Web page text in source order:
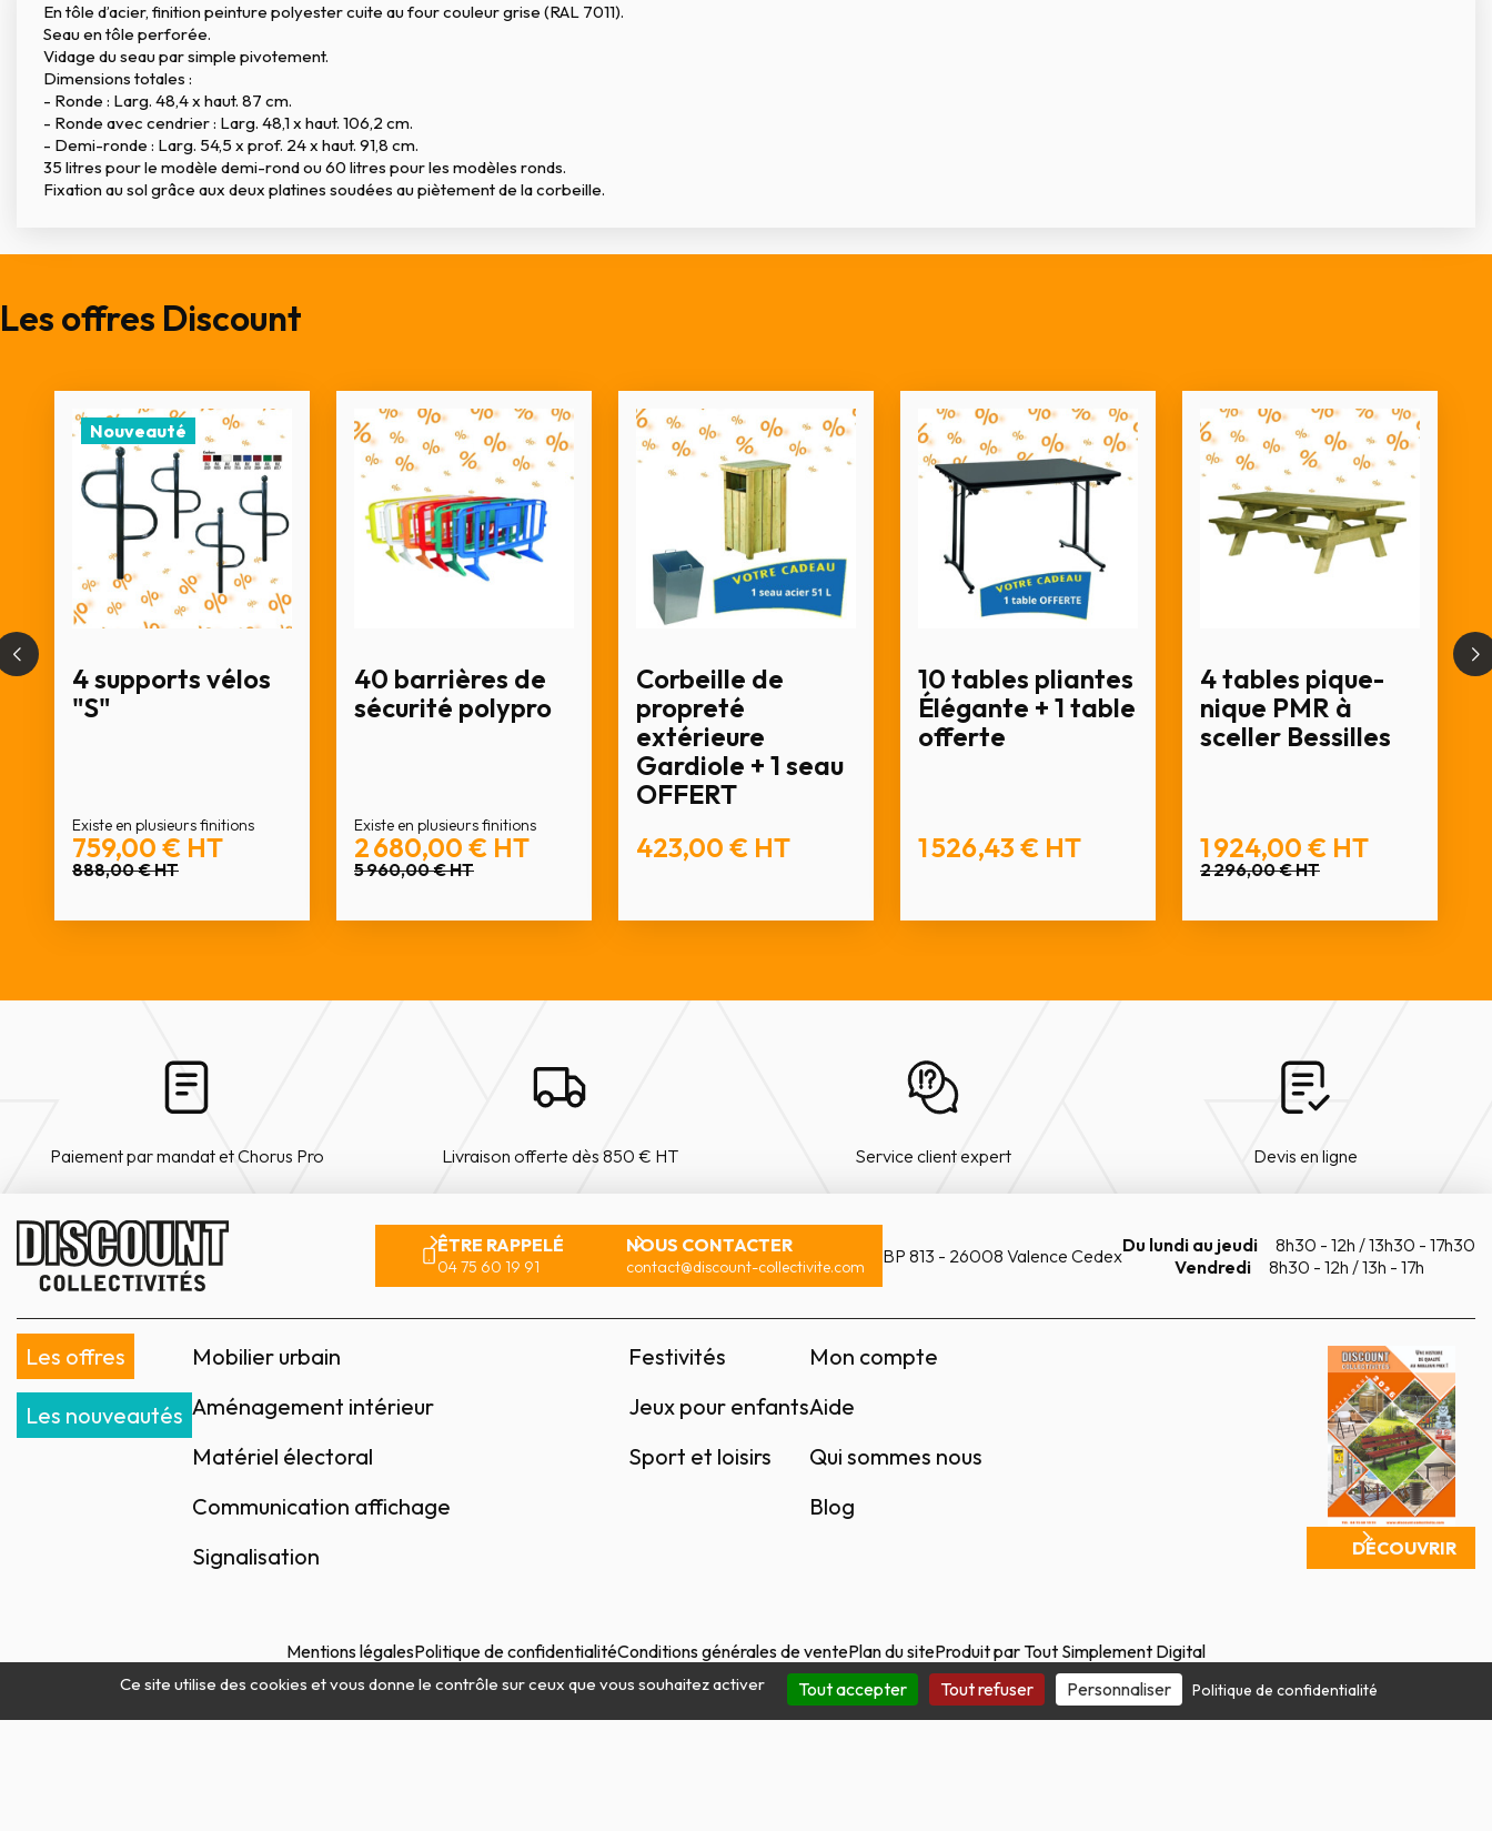
En tôle d’acier, finition peinture polyester cuite au four couleur grise (RAL 7011).
Seau en tôle perforée.
Vidage du seau par simple pivotement.
Dimensions totales :
- Ronde : Larg. 48,4 x haut. 87 cm.
- Ronde avec cendrier : Larg. 48,1 x haut. 106,2 cm.
- Demi-ronde : Larg. 54,5 x prof. 24 x haut. 91,8 cm.
35 litres pour le modèle demi-rond ou 60 litres pour les modèles ronds.
Fixation au sol grâce aux deux platines soudées au piètement de la corbeille.
Les offres Discount
4 supports vélos
"S"
Existe en plusieurs finitions
759,00 € HT
888,00 €HT
Nouveauté
40 barrières de
sécurité polypro
Existe en plusieurs finitions
2 680,00 € HT
5 960,00 €HT
Corbeille de
propreté
extérieure
Gardiole + 1 seau
OFFERT
423,00 € HT
10 tables pliantes
Élégante + 1 table
offerte
1 526,43 € HT
4 tables pique-
nique PMR à
sceller Bessilles
1 924,00 € HT
2 296,00 €HT
Paiement par mandat et Chorus Pro Livraison offerte dès 850 € HT Service client expert Devis en ligne
ÊTRE RAPPELÉ
04 75 60 19 91
NOUS CONTACTER
contact@discount-collectivite.com BP 813 - 26008 Valence CedexDu lundi au jeudi
8h30 - 12h / 13h30 - 17h30
Vendredi
8h30 - 12h / 13h - 17h
Les offres
Les nouveautés
Mobilier urbain
Aménagement intérieur
Matériel électoral
Communication affichage
Signalisation
Festivités
Jeux pour enfants
Sport et loisirs
Mon compte
Aide
Qui sommes nous
Blog
DÉCOUVRIR
Mentions légalesPolitique de confidentialitéConditions générales de ventePlan du siteProduit par Tout Simplement Digital
Vie privée-Termes
Ce site utilise des cookies et vous donne le contrôle sur ceux que vous souhaitez activer Tout accepter Tout refuser Personnaliser Politique de confidentialité